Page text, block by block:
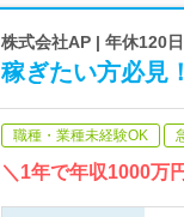
株式会社AP | 年休120
稼ぎたい方必見
職種・業種未経験OK
＼1年で年収1000万